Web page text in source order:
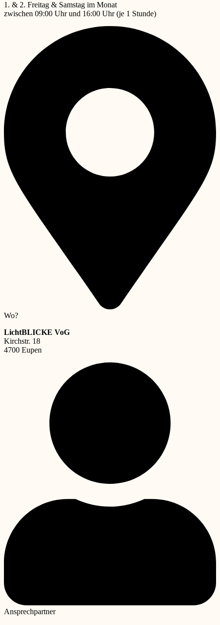
1. & 2. Freitag & Samstag im Monat
zwischen 09:00 Uhr und 16:00 Uhr (je 1 Stunde)
Wo?
LichtBLICKE VoG
Kirchstr. 18
4700 Eupen
Ansprechpartner